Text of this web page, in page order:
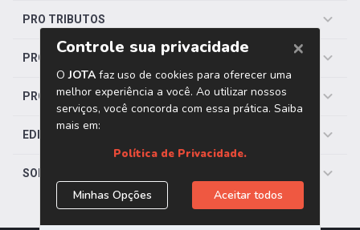
PRO TRIBUTOS
PRO TRABALHISTA
PRO SAÚDE
EDITORIAS
SOBRE O JOTA